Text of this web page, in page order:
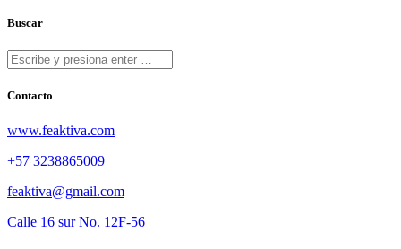
Buscar
Contacto
www.feaktiva.com
+57 3238865009
feaktiva@gmail.com
Calle 16 sur No. 12F-56